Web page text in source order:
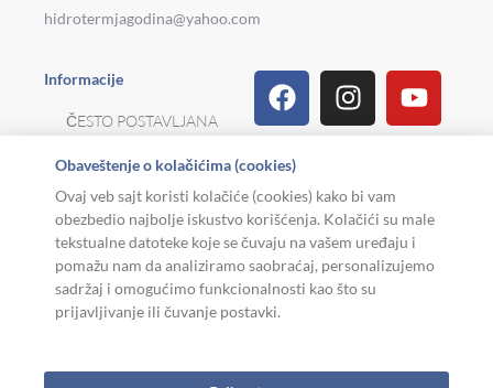
hidrotermjagodina@yahoo.com
Informacije
ČESTO POSTAVLJANA
REKLAMACIJE I
POVRAT ROBE
USLOVI KORIŠĆENJA
FacebookInstagram
Linkedin
Viber
TiktokPinterest
Copyright © 2026. Hidroterm Jagodina
Obaveštenje o kolačićima (cookies)
Ovaj veb sajt koristi kolačiće (cookies) kako bi vam
obezbedio najbolje iskustvo korišćenja. Kolačići su male
tekstualne datoteke koje se čuvaju na vašem uređaju i
pomažu nam da analiziramo saobraćaj, personalizujemo
sadržaj i omogućimo funkcionalnosti kao što su
prijavljivanje ili čuvanje postavki.